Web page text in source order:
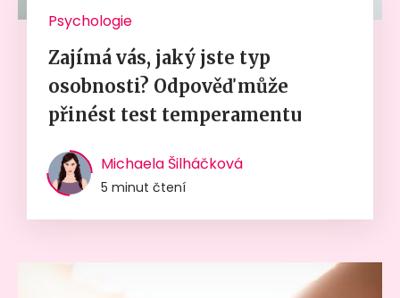
Psychologie
Zajímá vás, jaký jste typ
osobnosti? Odpověď může
přinést test temperamentu
Michaela Šilháčková
5 minut čtení